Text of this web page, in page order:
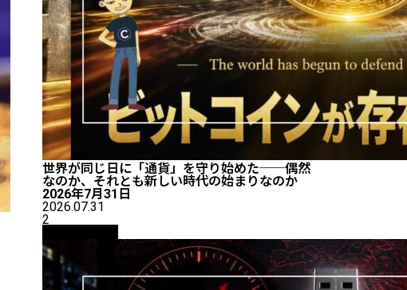
世界が同じ日に「通貨」を守り始めた──偶然
なのか、それとも新しい時代の始まりなのか
2026年7月31日
2026.07.31
2